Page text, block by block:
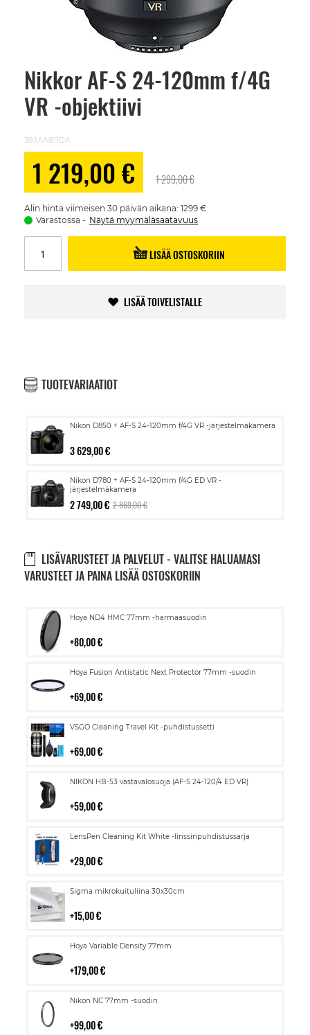
Nikkor AF-S 24-120mm f/4G
VR -objektiivi
39JAA811DA
1 219,00 € 1 299,00 €
Alin hinta viimeisen 30 päivän aikana: 1299 €
Varastossa
Näytä myymäläsaatavuus
LISÄÄ OSTOSKORIIN
LISÄÄ TOIVELISTALLE
TUOTEVARIAATIOT
Nikon D850 + AF-S 24-120mm f/4G VR -järjestelmäkamera
3 629,00 €
Nikon D780 + AF-S 24-120mm f/4G ED VR -
järjestelmäkamera
2 749,00 € 2 869,00 €
LISÄVARUSTEET JA PALVELUT - VALITSE HALUAMASI
VARUSTEET JA PAINA LISÄÄ OSTOSKORIIN
Hoya ND4 HMC 77mm -harmaasuodin
80,00 €
Lisää
Hoya Fusion Antistatic Next Protector 77mm -suodin
69,00 €
Lisää
VSGO Cleaning Travel Kit -puhdistussetti
69,00 €
Lisää
NIKON HB-53 vastavalosuoja (AF-S 24-120/4 ED VR)
59,00 €
Lisää
LensPen Cleaning Kit White -linssinpuhdistussarja
29,00 €
Lisää
Sigma mikrokuituliina 30x30cm
15,00 €
Lisää
Hoya Variable Density 77mm
179,00 €
Lisää
Nikon NC 77mm -suodin
99,00 €
Lisää
Skip
beginning
images
gallery